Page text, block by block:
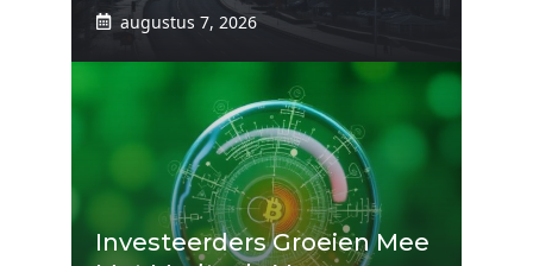
augustus 7, 2026
Investeerders Groeien Mee